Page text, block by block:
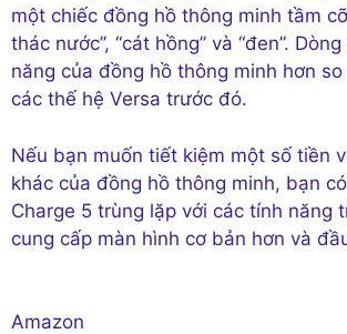
một chiếc đồng hồ thông minh tầm
thác nước”, “cát hồng” và “đen”.
năng của đồng hồ thông minh hơn
các thế hệ Versa trước đó.
Nếu bạn muốn tiết kiệm một số tiền
khác của đồng hồ thông minh, bạn
Charge 5 trùng lặp với các tính năng
cung cấp màn hình cơ bản hơn và
Amazon